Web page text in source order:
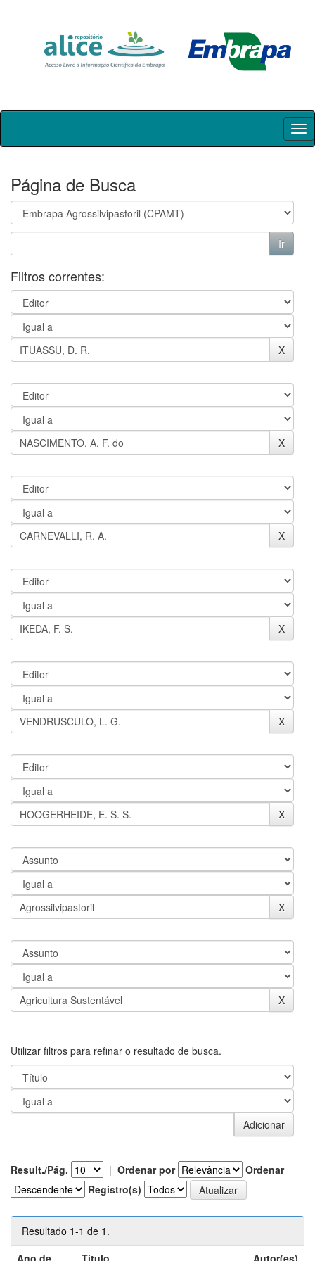
Skip
Página de Busca
Filtros correntes:
Utilizar filtros para refinar o resultado de busca.
Result./Pág. | Ordenar por
Ordenar
Registro(s)
Resultado 1-1 de 1.
Ano de
Título Autor(es)